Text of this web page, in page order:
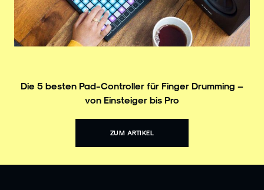
Die 5 besten Pad-Controller für Finger Drumming –
von Einsteiger bis Pro
ZUM ARTIKEL